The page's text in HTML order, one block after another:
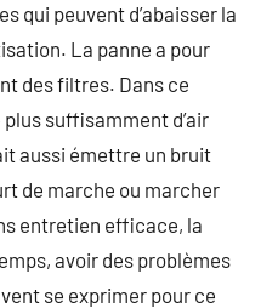
qui peuvent d’abaisser la
La panne a pour
des filtres. Dans ce
suffisamment d’air
aussi émettre un bruit
de marche ou marcher
entretien efficace, la
avoir des problèmes
se exprimer pour ce